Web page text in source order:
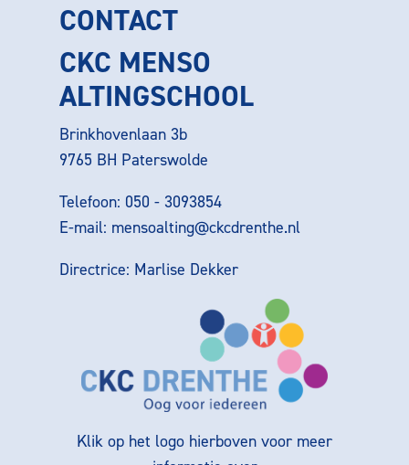
CONTACT
CKC MENSO
ALTINGSCHOOL
Brinkhovenlaan 3b
9765 BH Paterswolde
Telefoon: 050 - 3093854
E-mail: mensoalting@ckcdrenthe.nl
Directrice: Marlise Dekker
Klik op het logo hierboven voor meer